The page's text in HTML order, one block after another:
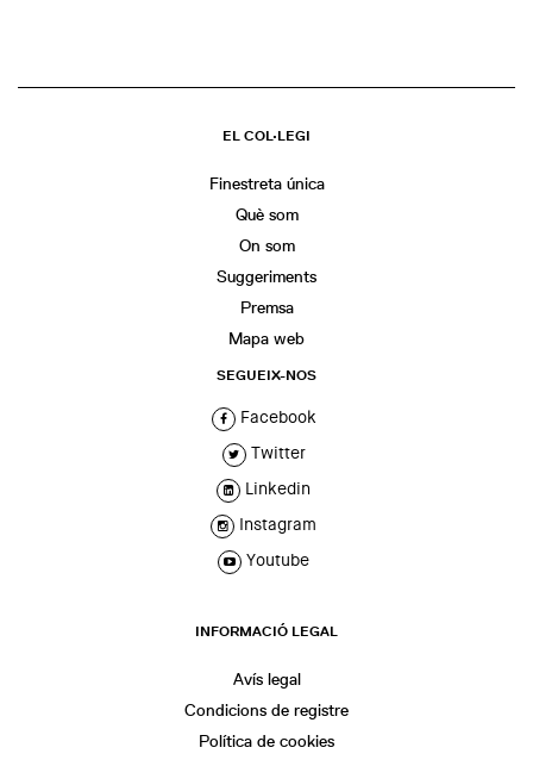
EL COL·LEGI
Finestreta única
Què som
On som
Suggeriments
Premsa
Mapa web
SEGUEIX-NOS
Facebook
Twitter
Linkedin
Instagram
Youtube
INFORMACIÓ LEGAL
Avís legal
Condicions de registre
Política de cookies